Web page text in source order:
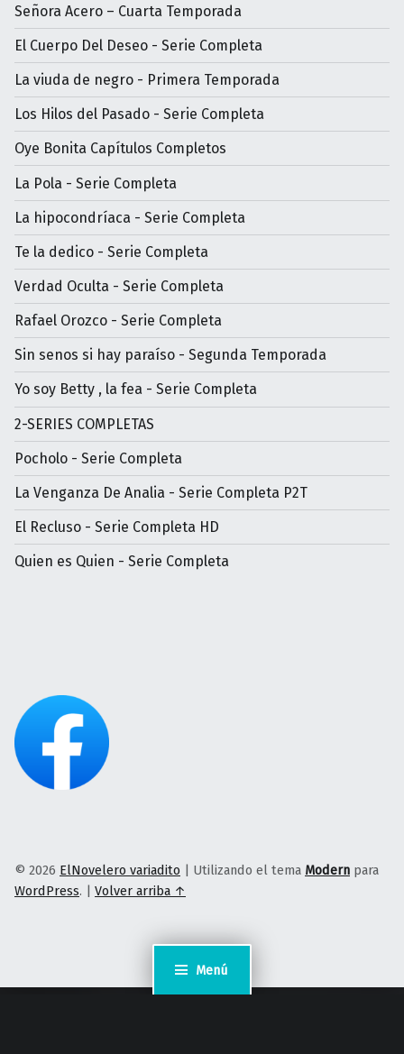
Menú
Señora Acero – Cuarta Temporada
El Cuerpo Del Deseo - Serie Completa
La viuda de negro - Primera Temporada
Los Hilos del Pasado - Serie Completa
Oye Bonita Capítulos Completos
La Pola - Serie Completa
La hipocondríaca - Serie Completa
Te la dedico - Serie Completa
Verdad Oculta - Serie Completa
Rafael Orozco - Serie Completa
Sin senos si hay paraíso - Segunda Temporada
Yo soy Betty , la fea - Serie Completa
2-SERIES COMPLETAS
Pocholo - Serie Completa
La Venganza De Analia - Serie Completa P2T
El Recluso - Serie Completa HD
Quien es Quien - Serie Completa
© 2026 ElNovelero variadito | Utilizando el tema Modern para
WordPress. | Volver arriba ↑